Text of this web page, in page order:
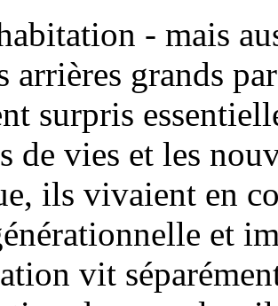
- mais
arrières grands
surpris
de vies et les
ils vivaient en
et
vit